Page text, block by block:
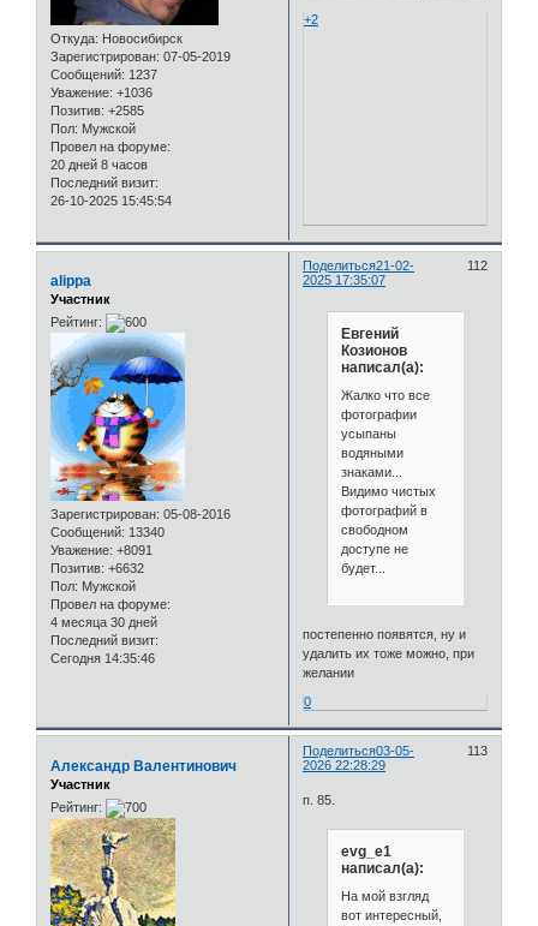
Откуда: Новосибирск
Зарегистрирован: 07-05-2019
Сообщений: 1237
Уважение: +1036
Позитив: +2585
Пол: Мужской
Провел на форуме:
20 дней 8 часов
Последний визит:
26-10-2025 15:45:54
+2
Поделиться 112
21-02-
2025 17:35:07
alippa
Участник
Рейтинг:
Зарегистрирован: 05-08-2016
Сообщений: 13340
Уважение: +8091
Позитив: +6632
Пол: Мужской
Провел на форуме:
4 месяца 30 дней
Последний визит:
Сегодня 14:35:46
Евгений
Козионов
написал(а):
Жалко что все
фотографии
усыпаны
водяными
знаками...
Видимо чистых
фотографий в
свободном
доступе не
будет...
постепенно появятся, ну и
удалить их тоже можно, при
желании
0
Поделиться 113
03-05-
2026 22:28:29
Александр Валентинович
Участник
Рейтинг:
п. 85.
evg_e1
написал(а):
На мой взгляд
вот интересный,